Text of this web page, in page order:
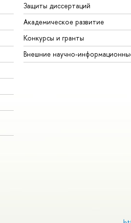
Защиты диссертаций
Академическое развитие
Конкурсы и гранты
Внешние научно-